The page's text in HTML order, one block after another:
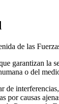
de las
garantizan la
o del
causas